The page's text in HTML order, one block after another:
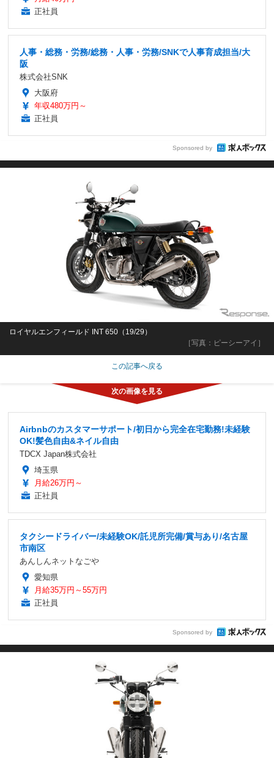
正社員
人事・総務・労務/総務・人事・労務/SNKで人事育成担当/大
阪
株式会社SNK
大阪府
年収480万円～
正社員
Sponsored by
［写真：ピーシーアイ］
ロイヤルエンフィールド INT 650（19/29）
この記事へ戻る
Airbnbのカスタマーサポート/初日から完全在宅勤務!未経験
OK!髪色自由&ネイル自由
TDCX Japan株式会社
埼玉県
月給26万円～
正社員
タクシードライバー/未経験OK/託児所完備/賞与あり/名古屋
市南区
あんしんネットなごや
愛知県
月給35万円～55万円
正社員
Sponsored by